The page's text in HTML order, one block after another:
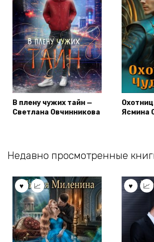
В плену чужих тайн —
Светлана Овчинникова
Ясмина
Недавно просмотренные